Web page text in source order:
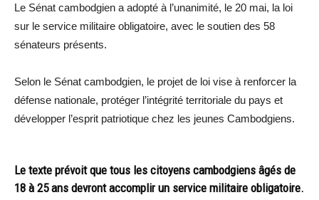
Le Sénat cambodgien a adopté à l’unanimité, le 20 mai, la loi
sur le service militaire obligatoire, avec le soutien des 58
sénateurs présents.
Selon le Sénat cambodgien, le projet de loi vise à renforcer la
défense nationale, protéger l’intégrité territoriale du pays et
développer l’esprit patriotique chez les jeunes Cambodgiens.
Le texte prévoit que tous les citoyens cambodgiens âgés de
18 à 25 ans devront accomplir un service militaire obligatoire.